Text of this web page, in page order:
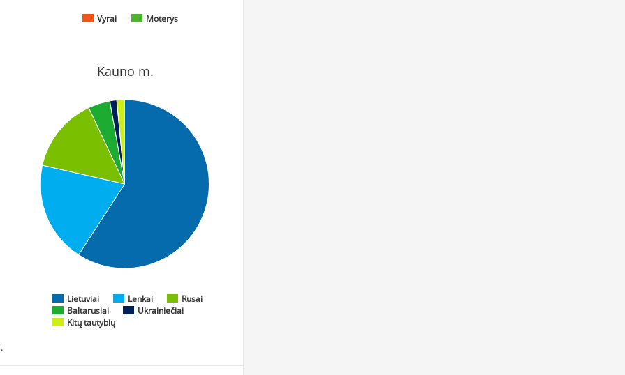
Vyrai Moterys
Kauno m.
Lietuviai Lenkai
Rusai
Baltarusiai
Ukrainiečiai
Kitų tautybių